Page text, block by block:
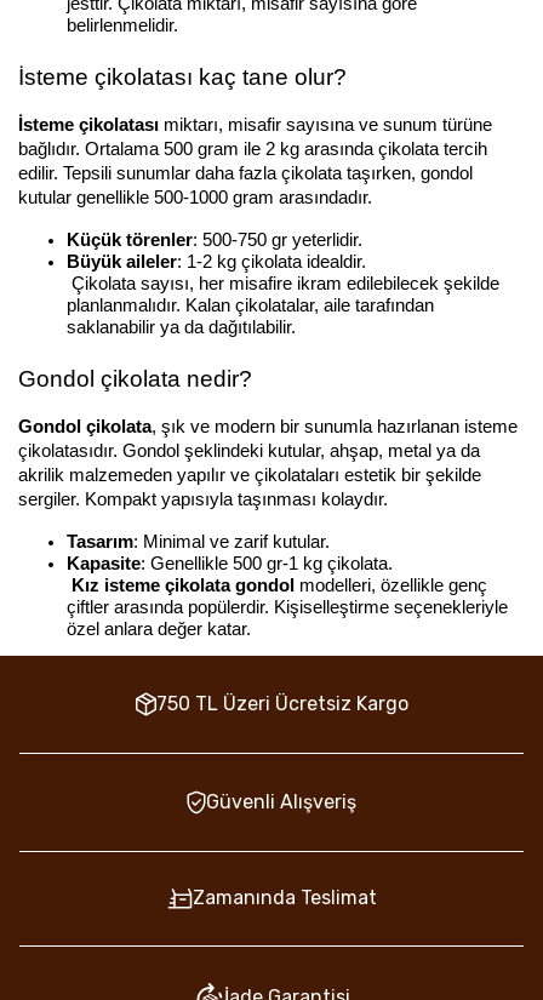
belirlenmelidir.
İsteme çikolatası kaç tane olur?
İsteme çikolatası miktarı, misafir sayısına ve sunum türüne
bağlıdır. Ortalama 500 gram ile 2 kg arasında çikolata tercih
edilir. Tepsili sunumlar daha fazla çikolata taşırken, gondol
kutular genellikle 500-1000 gram arasındadır.
Küçük törenler: 500-750 gr yeterlidir.
Büyük aileler: 1-2 kg çikolata idealdir.
planlanmalıdır. Kalan çikolatalar, aile tarafından
saklanabilir ya da dağıtılabilir.
Gondol çikolata nedir?
Gondol çikolata, şık ve modern bir sunumla hazırlanan isteme
çikolatasıdır. Gondol şeklindeki kutular, ahşap, metal ya da
akrilik malzemeden yapılır ve çikolataları estetik bir şekilde
sergiler. Kompakt yapısıyla taşınması kolaydır.
Tasarım: Minimal ve zarif kutular.
Kapasite: Genellikle 500 gr-1 kg çikolata.
Kız isteme çikolata gondol modelleri, özellikle genç
çiftler arasında popülerdir. Kişiselleştirme seçenekleriyle
özel anlara değer katar.
750 TL Üzeri Ücretsiz Kargo
Güvenli Alışveriş
Zamanında Teslimat